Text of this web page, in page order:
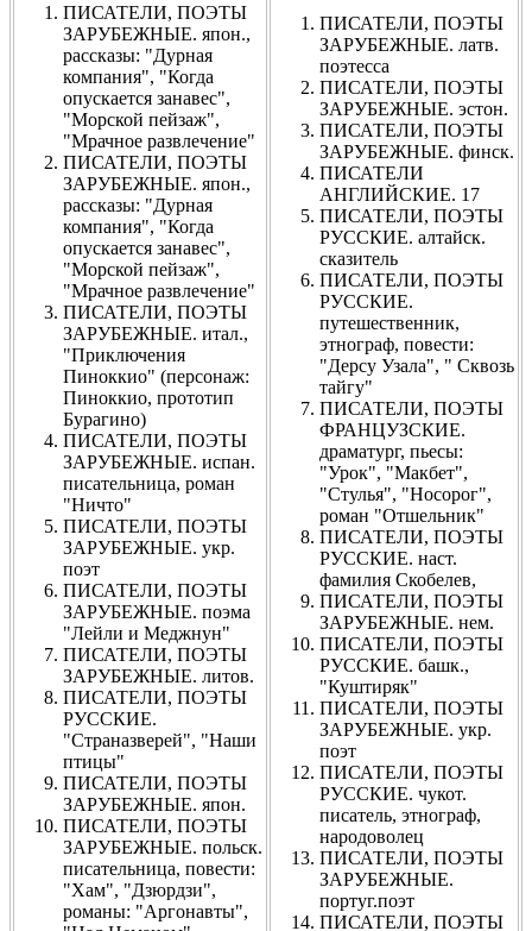
ПИСАТЕЛИ, ПОЭТЫ
ЗАРУБЕЖНЫЕ. япон.,
рассказы: "Дурная
компания", "Когда
опускается занавес",
"Морской пейзаж",
"Мрачное развлечение"
ПИСАТЕЛИ, ПОЭТЫ
ЗАРУБЕЖНЫЕ. япон.,
рассказы: "Дурная
компания", "Когда
опускается занавес",
"Морской пейзаж",
"Мрачное развлечение"
ПИСАТЕЛИ, ПОЭТЫ
ЗАРУБЕЖНЫЕ. итал.,
"Приключения
Пиноккио" (персонаж:
Пиноккио, прототип
Бурагино)
ПИСАТЕЛИ, ПОЭТЫ
ЗАРУБЕЖНЫЕ. испан.
писательница, роман
"Ничто"
ПИСАТЕЛИ, ПОЭТЫ
ЗАРУБЕЖНЫЕ. укр.
поэт
ПИСАТЕЛИ, ПОЭТЫ
ЗАРУБЕЖНЫЕ. поэма
"Лейли и Меджнун"
ПИСАТЕЛИ, ПОЭТЫ
ЗАРУБЕЖНЫЕ. литов.
ПИСАТЕЛИ, ПОЭТЫ
РУССКИЕ.
"Страназверей", "Наши
птицы"
ПИСАТЕЛИ, ПОЭТЫ
ЗАРУБЕЖНЫЕ. япон.
ПИСАТЕЛИ, ПОЭТЫ
ЗАРУБЕЖНЫЕ. польск.
писательница, повести:
"Хам", "Дзюрдзи",
романы: "Аргонавты",
ПИСАТЕЛИ, ПОЭТЫ
ЗАРУБЕЖНЫЕ. латв.
поэтесса
ПИСАТЕЛИ, ПОЭТЫ
ЗАРУБЕЖНЫЕ. эстон.
ПИСАТЕЛИ, ПОЭТЫ
ЗАРУБЕЖНЫЕ. финск.
ПИСАТЕЛИ
АНГЛИЙСКИЕ. 17
ПИСАТЕЛИ, ПОЭТЫ
РУССКИЕ. алтайск.
сказитель
ПИСАТЕЛИ, ПОЭТЫ
РУССКИЕ.
путешественник,
этнограф, повести:
"Дерсу Узала", " Сквозь
тайгу"
ПИСАТЕЛИ, ПОЭТЫ
ФРАНЦУЗСКИЕ.
драматург, пьесы:
"Урок", "Макбет",
"Стулья", "Носорог",
роман "Отшельник"
ПИСАТЕЛИ, ПОЭТЫ
РУССКИЕ. наст.
фамилия Скобелев,
ПИСАТЕЛИ, ПОЭТЫ
ЗАРУБЕЖНЫЕ. нем.
ПИСАТЕЛИ, ПОЭТЫ
РУССКИЕ. башк.,
"Куштиряк"
ПИСАТЕЛИ, ПОЭТЫ
ЗАРУБЕЖНЫЕ. укр.
поэт
ПИСАТЕЛИ, ПОЭТЫ
РУССКИЕ. чукот.
писатель, этнограф,
народоволец
ПИСАТЕЛИ, ПОЭТЫ
ЗАРУБЕЖНЫЕ.
португ.поэт
ПИСАТЕЛИ, ПОЭТЫ